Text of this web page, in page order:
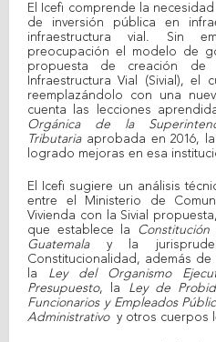
El Icefi comprende la
de inversión pública en
infraestructura vial. Sin
preocupación el modelo de
propuesta de creación de
Infraestructura Vial (Sivial), el
reemplazándolo con una
cuenta las lecciones
Orgánica de la
Tributariaaprobada en 2016,
logrado mejoras en esa
El Icefi sugiere un análisis
entre el Ministerio de
Vivienda con la Sivial
que establece la
Guatemalay la
Constitucionalidad, además
la Ley del Organismo
Presupuesto, la
Ley de
Funcionarios y Empleados
Administrativoy otros cuerpos